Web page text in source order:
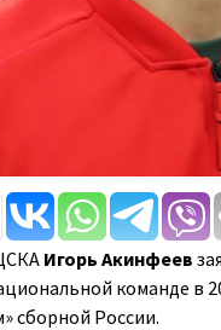
Игорь Акинфеев
команде в
сборной России.